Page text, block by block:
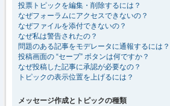
投票トピックを編集・削除するには？
なぜフォーラムにアクセスできないの？
なぜファイルを添付できないの？
なぜ私は警告されたの？
問題のある記事をモデレータに通報するには？
投稿画面の “セーブ” ボタンは何ですか？
なぜ投稿した記事に承認が必要なの？
トピックの表示位置を上げるには？
メッセージ作成とトピックの種類